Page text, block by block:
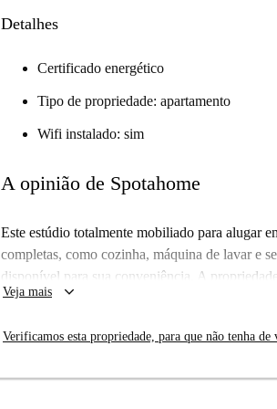
Detalhes
Certificado energético
Tipo de propriedade: apartamento
Wifi instalado: sim
A opinião de Spotahome
Este estúdio totalmente mobiliado para alugar
completas, como cozinha, máquina de lavar e
disponível para sua conveniência. A
recepção com porteiro, tornando-a ideal para
Spotahome para garantia de qualidade.
Faubourg de l'Arche é um bairro animado
Veja mais keyboard_arrow_down
Verificamos esta propriedade, para que não tenha de